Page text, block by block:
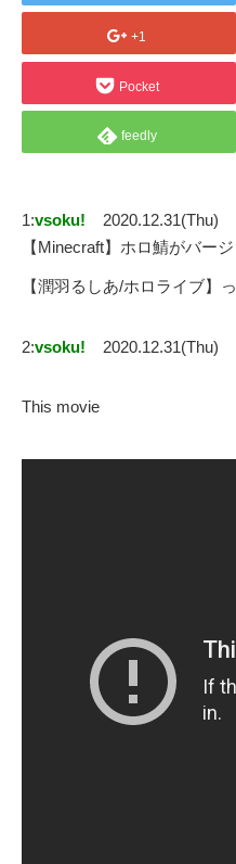
+1
Pocket
feedly
1:vsoku!
2020.12.31(Thu)
【Minecraft】ホロ鯖がバー
【潤羽るしあ/ホロライブ】
2:vsoku! 2020.12.31(Thu)
This movie